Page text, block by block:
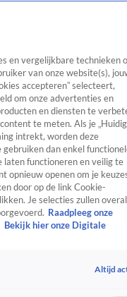
TV Algemeen
Tip
RealityCrimeVideo's
en vergelijkbare technieken
van onze website(s),
accepteren” selecteert,
om onze advertenties en
en diensten te
te meten. Als je
intrekt, worden deze
dan enkel
laten functioneren en veilig te
opnieuw openen om je
door op de link Cookie-
Je selecties zullen overal
Raadpleeg onze
Bekijk hier onze Digitale
Altijd